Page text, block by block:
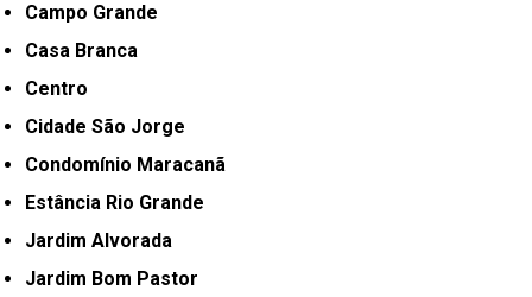
Campo Grande
Casa Branca
Centro
Cidade São Jorge
Condomínio Maracanã
Estância Rio Grande
Jardim Alvorada
Jardim Bom Pastor